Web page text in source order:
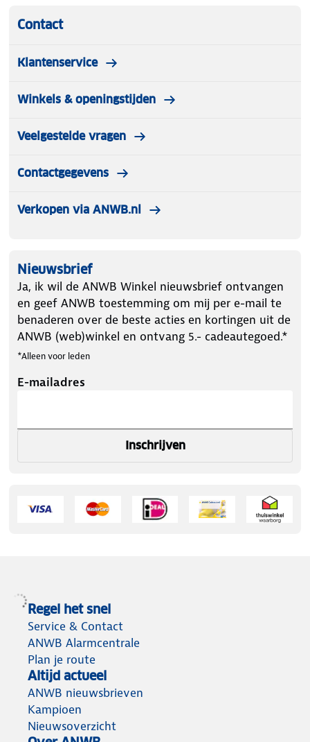
Contact
Klantenservice
Winkels & openingstijden
Veelgestelde vragen
Contactgegevens
Verkopen via ANWB.nl
Nieuwsbrief
Ja, ik wil de ANWB Winkel nieuwsbrief ontvangen
en geef ANWB toestemming om mij per e-mail te
benaderen over de beste acties en kortingen uit de
ANWB (web)winkel en ontvang 5.- cadeautegoed.*
*Alleen voor leden
E-mailadres
Inschrijven
Regel het snel
Service & Contact
ANWB Alarmcentrale
Plan je route
Altijd actueel
ANWB nieuwsbrieven
Kampioen
Nieuwsoverzicht